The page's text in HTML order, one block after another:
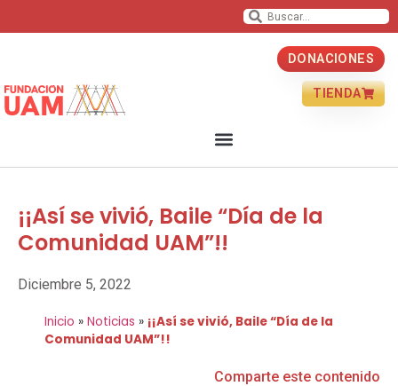
TIENDA
DONACIONES
¡¡Así se vivió, Baile “Día de la
Comunidad UAM”!!
Diciembre 5, 2022
Inicio » Noticias » ¡¡Así se vivió, Baile “Día de la
Comunidad UAM”!!
Comparte este contenido